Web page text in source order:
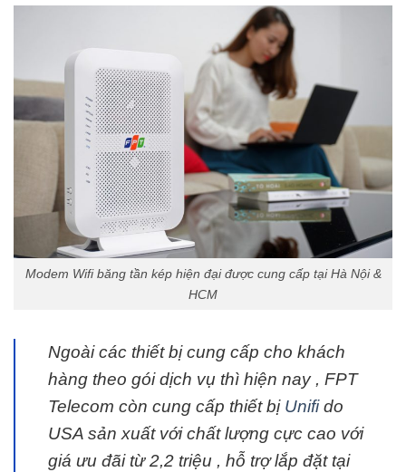
Modem Wifi băng tần kép hiện đại được cung cấp tại Hà Nội &
HCM
Ngoài các thiết bị cung cấp cho khách
hàng theo gói dịch vụ thì hiện nay , FPT
Telecom còn cung cấp thiết bị Unifido
USA sản xuất với chất lượng cực cao với
giá ưu đãi từ 2,2 triệu , hỗ trợ lắp đặt tại